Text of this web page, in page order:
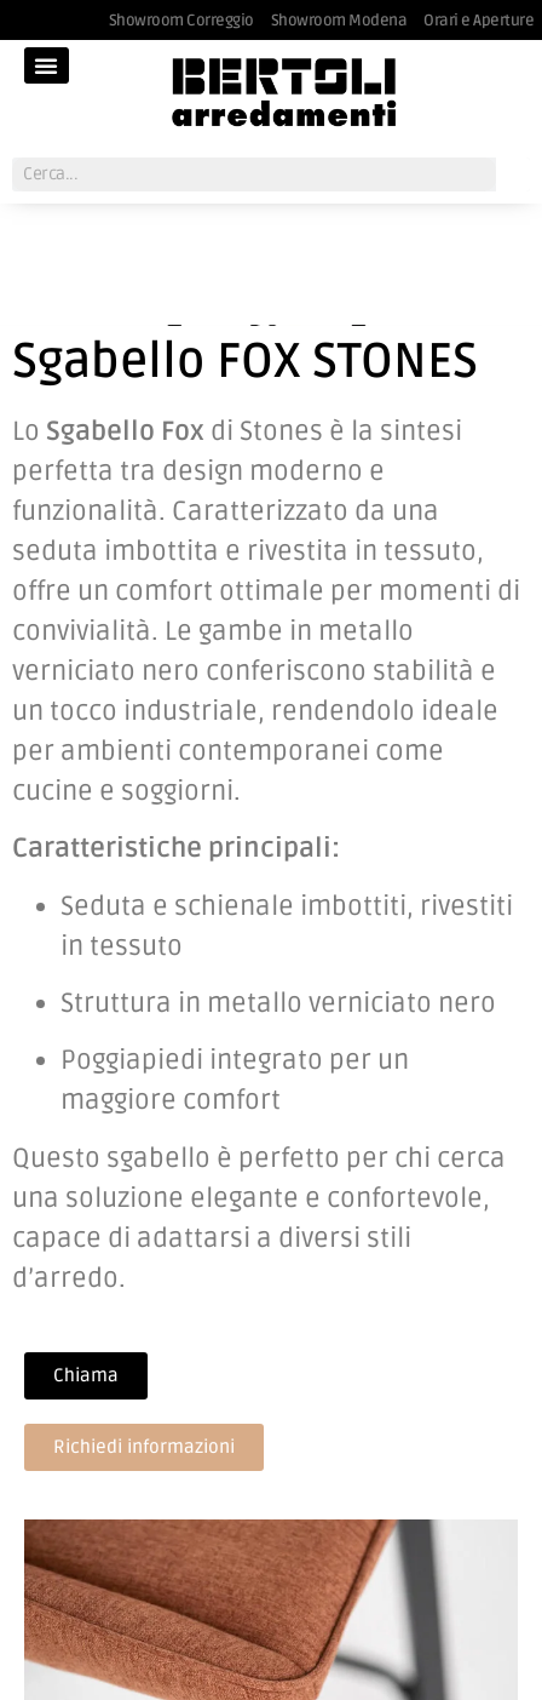
Showroom Correggio Showroom Modena Orari e Aperture
Sgabello FOX STONES
Lo Sgabello Fox di Stones è la sintesi
perfetta tra design moderno e
funzionalità. Caratterizzato da una
seduta imbottita e rivestita in tessuto,
offre un comfort ottimale per momenti di
convivialità. Le gambe in metallo
verniciato nero conferiscono stabilità e
un tocco industriale, rendendolo ideale
per ambienti contemporanei come
cucine e soggiorni.
Caratteristiche principali:
Seduta e schienale imbottiti, rivestiti
in tessuto
Struttura in metallo verniciato nero
Poggiapiedi integrato per un
maggiore comfort
Questo sgabello è perfetto per chi cerca
una soluzione elegante e confortevole,
capace di adattarsi a diversi stili
d’arredo.
Chiama
Richiedi informazioni